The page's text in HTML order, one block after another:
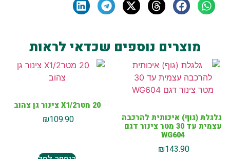
מוצרים נוספים שכדאי לראות
גלגלת (גוף) איכותית להרכבה
עצמית עד 30 מטר צינור דגם
WG604
₪143.90
20 מטרX1/2 צינור גן צהוב
₪109.90